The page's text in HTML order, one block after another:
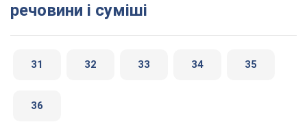
речовини і суміші
31 32 33 34 35
36